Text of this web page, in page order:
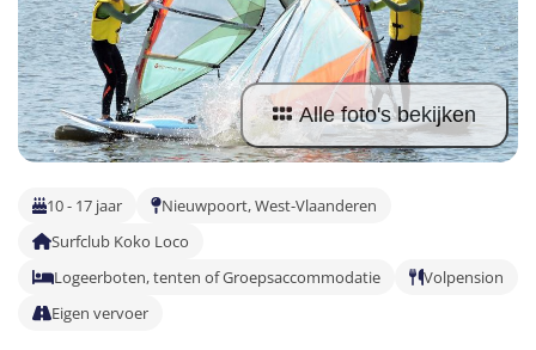
Vind jouw perfecte kamp
Beantwoord een paar korte vragen en wij doen de rest.
Alle foto's bekijken
10 - 17 jaar
Nieuwpoort, West-Vlaanderen
Surfclub Koko Loco
Logeerboten, tenten of Groepsaccommodatie
Volpension
Eigen vervoer